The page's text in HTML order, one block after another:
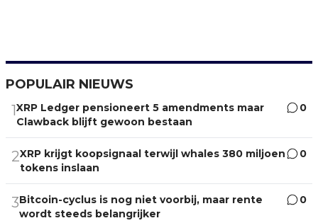
POPULAIR NIEUWS
1XRP Ledger pensioneert 5 amendments maar
Clawback blijft gewoon bestaan
0
2XRP krijgt koopsignaal terwijl whales 380 miljoen
tokens inslaan
0
3Bitcoin-cyclus is nog niet voorbij, maar rente
wordt steeds belangrijker
0